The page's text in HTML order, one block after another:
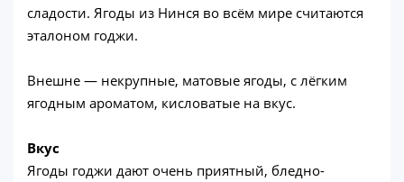
сладости. Ягоды из Нинся во всём мире считаются
эталоном годжи.
Внешне — некрупные, матовые ягоды, с лёгким
ягодным ароматом, кисловатые на вкус.
Вкус
Ягоды годжи дают очень приятный, бледно-